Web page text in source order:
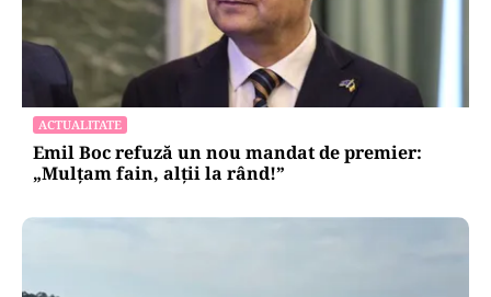
POLITICĂ
Eugen Tomac cere comasarea a peste 1.500 de
primării și reorganizarea județelor: „Nu mai
putem funcționa”